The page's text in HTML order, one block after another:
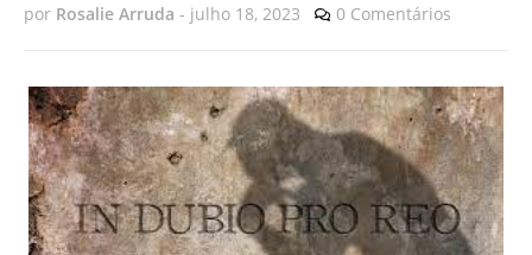
por Rosalie Arruda - julho 18, 2023 0 Comentários